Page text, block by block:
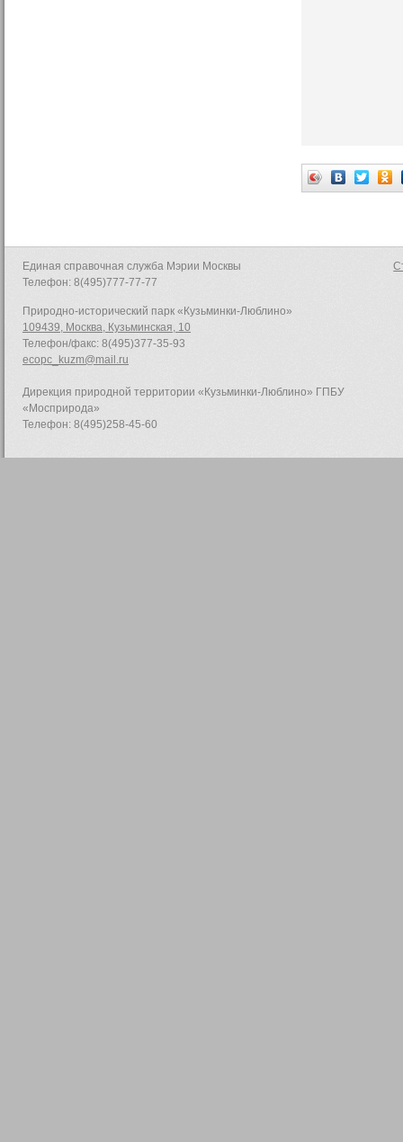
Единая справочная служба Мэрии Москвы
Телефон: 8(495)777-77-77
Природно-исторический парк «Кузьминки-Люблино»
109439, Москва, Кузьминская, 10
Телефон/факс: 8(495)377-35-93
ecopc_kuzm@mail.ru
Дирекция природной территории «Кузьминки-Люблино» ГПБУ
«Мосприрода»
Телефон: 8(495)258-45-60